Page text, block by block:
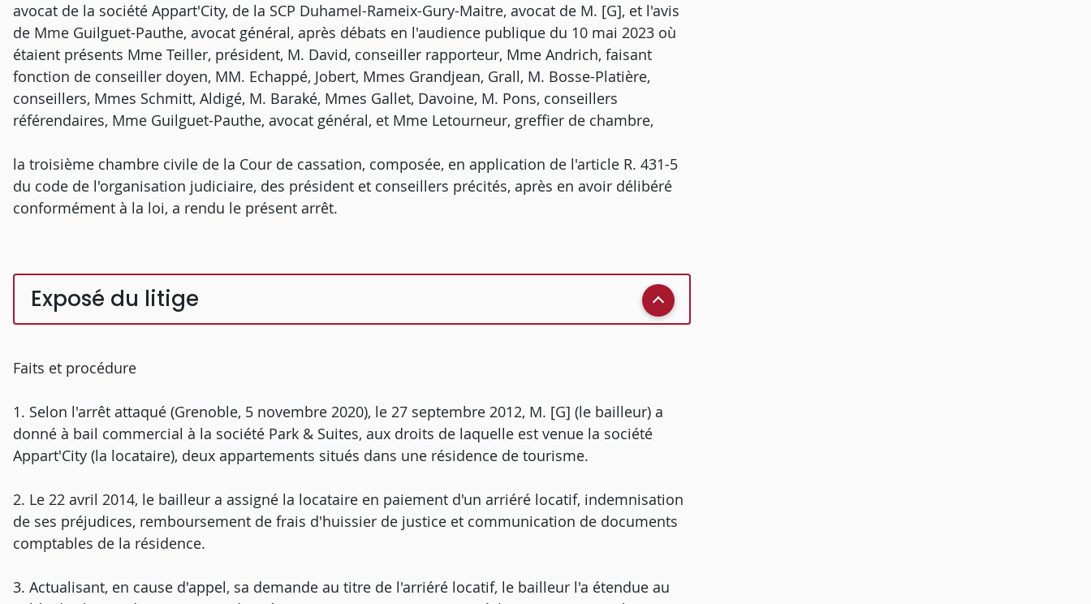
avocat de la société Appart'City, de la SCP Duhamel-Rameix-Gury-Maitre, avocat de M. [G], et l'avis
de Mme Guilguet-Pauthe, avocat général, après débats en l'audience publique du 10 mai 2023 où
étaient présents Mme Teiller, président, M. David, conseiller rapporteur, Mme Andrich, faisant
fonction de conseiller doyen, MM. Echappé, Jobert, Mmes Grandjean, Grall, M. Bosse-Platière,
conseillers, Mmes Schmitt, Aldigé, M. Baraké, Mmes Gallet, Davoine, M. Pons, conseillers
référendaires, Mme Guilguet-Pauthe, avocat général, et Mme Letourneur, greffier de chambre,
la troisième chambre civile de la Cour de cassation, composée, en application de l'article R. 431-5
du code de l'organisation judiciaire, des président et conseillers précités, après en avoir délibéré
conformément à la loi, a rendu le présent arrêt.
Exposé du litige
Faits et procédure
1. Selon l'arrêt attaqué (Grenoble, 5 novembre 2020), le 27 septembre 2012, M. [G] (le bailleur) a
donné à bail commercial à la société Park & Suites, aux droits de laquelle est venue la société
Appart'City (la locataire), deux appartements situés dans une résidence de tourisme.
2. Le 22 avril 2014, le bailleur a assigné la locataire en paiement d'un arriéré locatif, indemnisation
de ses préjudices, remboursement de frais d'huissier de justice et communication de documents
comptables de la résidence.
3. Actualisant, en cause d'appel, sa demande au titre de l'arriéré locatif, le bailleur l'a étendue au